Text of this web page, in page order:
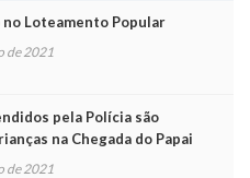
Loteamento Popular
de 2021
pela Polícia são
na Chegada do Papai
de 2021